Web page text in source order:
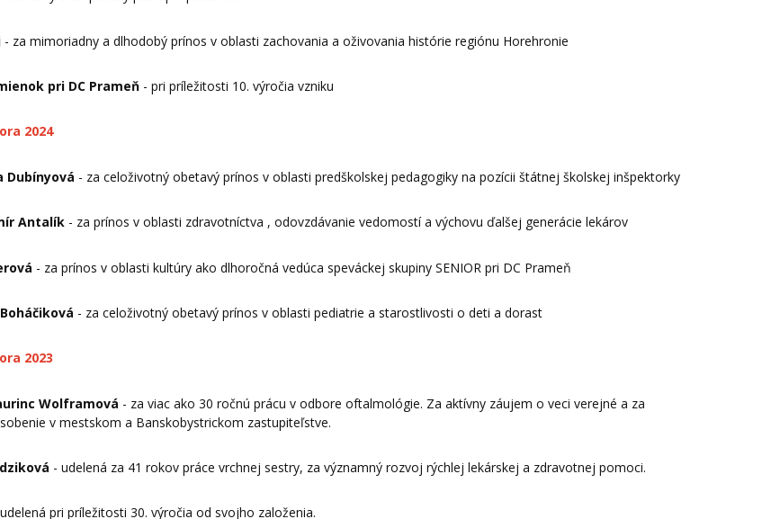
- za mimoriadny a dlhodobý prínos v oblasti zachovania a oživovania histórie regiónu Horehronie
pri DC Prameň - pri príležitosti 10. výročia vzniku
2024
Dubínyová - za celoživotný obetavý prínos v oblasti predškolskej pedagogiky na pozícii štátnej školskej inšpektorky
Antalík - za prínos v oblasti zdravotníctva , odovzdávanie vedomostí a výchovu ďalšej generácie lekárov
- za prínos v oblasti kultúry ako dlhoročná vedúca speváckej skupiny SENIOR pri DC Prameň
- za celoživotný obetavý prínos v oblasti pediatrie a starostlivosti o deti a dorast
2023
Wolframová - za viac ako 30 ročnú prácu v odbore oftalmológie. Za aktívny záujem o veci verejné a za
v mestskom a Banskobystrickom zastupiteľstve.
- udelená za 41 rokov práce vrchnej sestry, za významný rozvoj rýchlej lekárskej a zdravotnej pomoci.
pri príležitosti 30. výročia od svojho založenia.